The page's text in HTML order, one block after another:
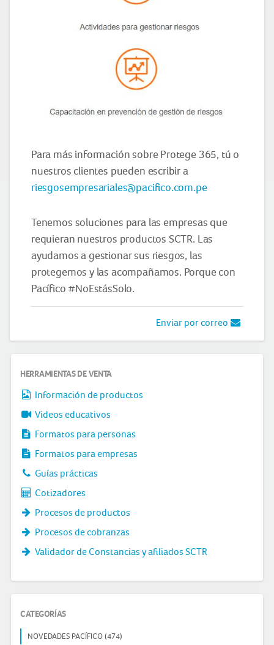
Para más información sobre Protege 365, tú o
nuestros clientes pueden escribir a
riesgosempresariales@pacifico.com.pe
Tenemos soluciones para las empresas que
requieran nuestros productos SCTR. Las
ayudamos a gestionar sus riesgos, las
protegemos y las acompañamos. Porque con
Pacífico #NoEstásSolo.
Enviar por correo
HERRAMIENTAS DE VENTA
Información de productos
Videos educativos
Formatos para personas
Formatos para empresas
Guías prácticas
Cotizadores
Procesos de productos
Procesos de cobranzas
Validador de Constancias y afiliados SCTR
CATEGORÍAS
NOVEDADES PACÍFICO (474)